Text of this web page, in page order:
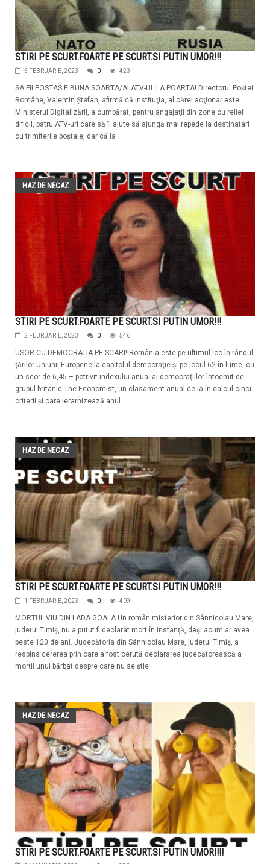
STIRI PE SCURT.FOARTE PE SCURT.SI PUTIN UMOR!!!
5 FEBRUARIE, 2023 0 423
SA FII POSTAS E BUNA SOARTA/AI ATV-UL LA POARTA! Directorul Poştei
Române, Valentin Ştefan, afirmă că instituţia, al cărei acţionar este
Ministerul Digitalizării, a cumpărat, pentru angajaţii din zone cu relief
dificil, patru ATV-uri care să îi ajute să ajungă mai repede la destinatari
cu trimiterile poştale, dar că la
HAZ DE NECAZ
STIRI PE SCURT.FOARTE PE SCURT.SI PUTIN UMOR!!!
2 FEBRUARIE, 2023 0 546
USOR CU DEMOCRATIA PE SCARI! România este pe ultimul loc în rândul
ţărilor Uniunii Europene la capitolul democraţie şi pe locul 62 în lume, cu
un scor de 6,45 – potrivit indexului anual al democraţiilor întocmit de
grupul britanic The Economist, un clasament anual ce ia în calcul cinci
criterii şi care ierarhizează anul
HAZ DE NECAZ
STIRI PE SCURT.FOARTE PE SCURT.SI PUTIN UMOR!!!
1 FEBRUARIE, 2023 0 409
MORTUL VIU DIN LADA GOALA Un român misterior din Sânnicolau Mare,
județul Timiș, nu a putut fi declarat mort în instanță, deși acum ar avea
peste 120 de ani. Judecătoria din Sânnicolau Mare, județul Timiș, a
respins cererea prin care a fost cerută declararea judecătorească a
morții unui bărbat despre care nu se știe
HAZ DE NECAZ
STIRI PE SCURT.FOARTE PE SCURT.SI PUTIN UMOR!!!!